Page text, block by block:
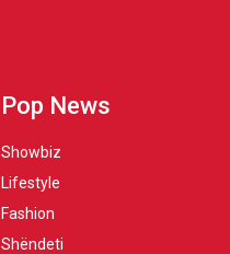
Pop News
Showbiz
Lifestyle
Fashion
Shëndeti